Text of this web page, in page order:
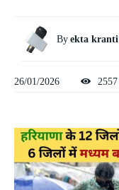
By ekta kranti
26/01/2026 2557